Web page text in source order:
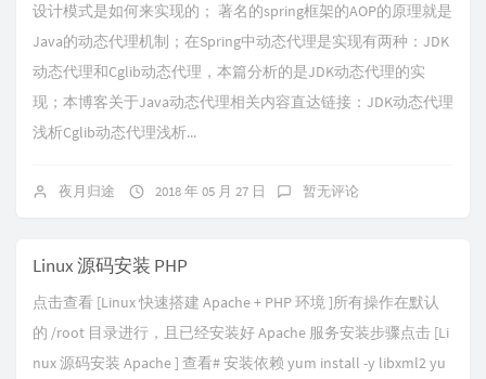
设计模式是如何来实现的； 著名的spring框架的AOP的原理就是
Java的动态代理机制；在Spring中动态代理是实现有两种：JDK
动态代理和Cglib动态代理，本篇分析的是JDK动态代理的实
现；本博客关于Java动态代理相关内容直达链接：JDK动态代理
浅析Cglib动态代理浅析...
夜月归途 2018 年 05 月 27 日 暂无评论
Linux 源码安装 PHP
点击查看 [Linux 快速搭建 Apache + PHP 环境 ]所有操作在默认
的 /root 目录进行，且已经安装好 Apache 服务安装步骤点击 [Li
nux 源码安装 Apache ] 查看# 安装依赖 yum install -y libxml2 yu